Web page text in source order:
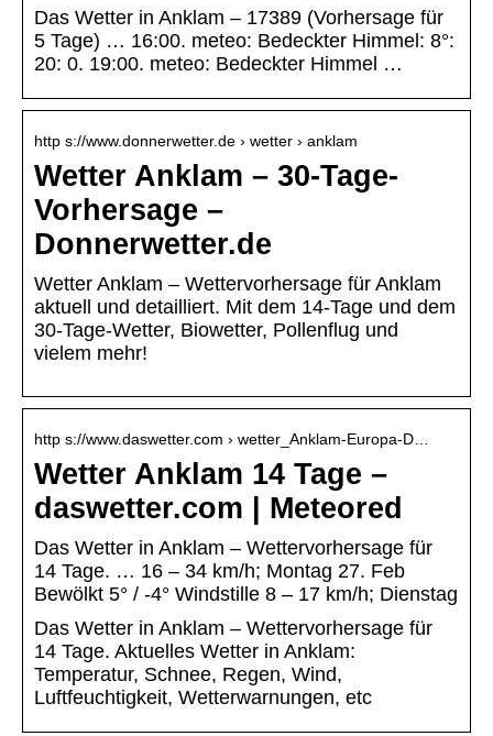
Das Wetter in Anklam – 17389 (Vorhersage für
5 Tage) … 16:00. meteo: Bedeckter Himmel: 8°:
20: 0. 19:00. meteo: Bedeckter Himmel …
http s://www.donnerwetter.de › wetter › anklam
Wetter Anklam – 30-Tage-
Vorhersage –
Donnerwetter.de
Wetter Anklam – Wettervorhersage für Anklam
aktuell und detailliert. Mit dem 14-Tage und dem
30-Tage-Wetter, Biowetter, Pollenflug und
vielem mehr!
http s://www.daswetter.com › wetter_Anklam-Europa-D…
Wetter Anklam 14 Tage –
daswetter.com | Meteored
Das Wetter in Anklam – Wettervorhersage für
14 Tage. … 16 – 34 km/h; Montag 27. Feb
Bewölkt 5° / -4° Windstille 8 – 17 km/h; Dienstag
Das Wetter in Anklam – Wettervorhersage für
14 Tage. Aktuelles Wetter in Anklam:
Temperatur, Schnee, Regen, Wind,
Luftfeuchtigkeit, Wetterwarnungen, etc